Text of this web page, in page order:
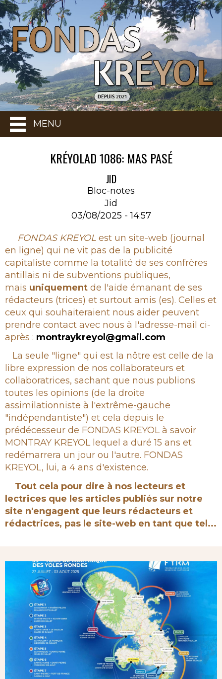
MENU
KRÉYOLAD 1086: MAS PASÉ
JID
Bloc-notes
Jid
03/08/2025 - 14:57
Rubrique
FONDAS KREYOL est un site-web (journal
en ligne) qui ne vit pas de la publicité
capitaliste comme la totalité de ses confrères
antillais ni de subventions publiques,
mais uniquement de l'aide émanant de ses
rédacteurs (trices) et surtout amis (es). Celles et
ceux qui souhaiteraient nous aider peuvent
prendre contact avec nous à l'adresse-mail ci-
après : montraykreyol@gmail.com
La seule "ligne" qui est la nôtre est celle de la
libre expression de nos collaborateurs et
collaboratrices, sachant que nous publions
toutes les opinions (de la droite
assimilationniste à l'extrême-gauche
"indépendantiste") et cela depuis le
prédécesseur de FONDAS KREYOL à savoir
MONTRAY KREYOL lequel a duré 15 ans et
redémarrera un jour ou l'autre. FONDAS
KREYOL, lui, a 4 ans d'existence.
Tout cela pour dire à nos lecteurs et
lectrices que les articles publiés sur notre
site n'engagent que leurs rédacteurs et
rédactrices, pas le site-web en tant que tel...